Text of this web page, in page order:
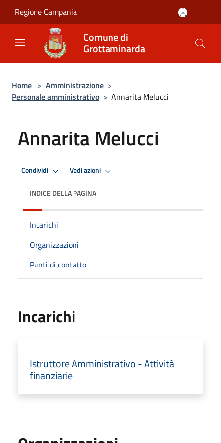
Regione Campania
Comune di
Grottaminarda
Home > Amministrazione >
Personale amministrativo > Annarita Melucci
Annarita Melucci
Condividi Vedi azioni
INDICE DELLA PAGINA
Incarichi
Organizzazioni
Punti di contatto
Incarichi
Istruttore Amministrativo - Attività
finanziarie